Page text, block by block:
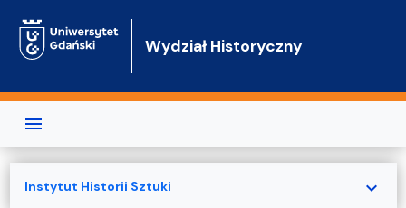
Wydział Historyczny
Instytut Historii Sztuki expand_more